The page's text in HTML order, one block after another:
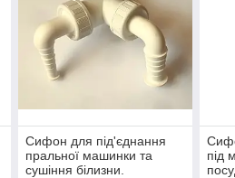
Сифон для під'єднання
пральної машинки та
сушіння білизни.
під